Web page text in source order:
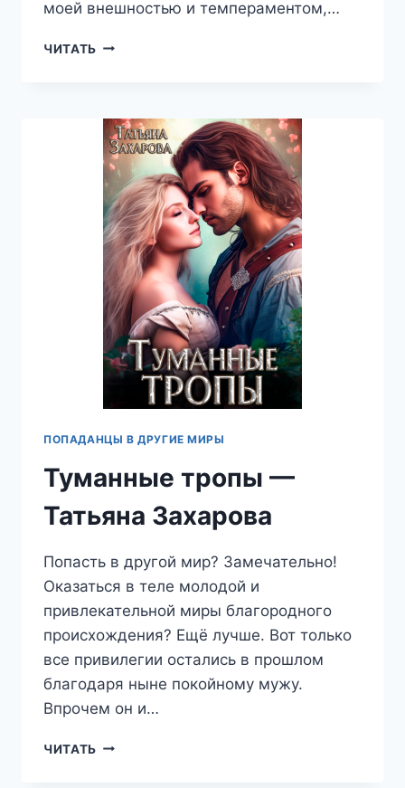
моей внешностью и темпераментом,…
ЧИТАТЬ НАПЕРЕКОР
ТАТЬЯНА
ЗАХАРОВА
ПОПАДАНЦЫ В ДРУГИЕ МИРЫ
Туманные тропы —
Татьяна Захарова
Попасть в другой мир? Замечательно!
Оказаться в теле молодой и
привлекательной миры благородного
происхождения? Ещё лучше. Вот только
все привилегии остались в прошлом
благодаря ныне покойному мужу.
Впрочем он и…
ЧИТАТЬ ТУМАННЫЕ